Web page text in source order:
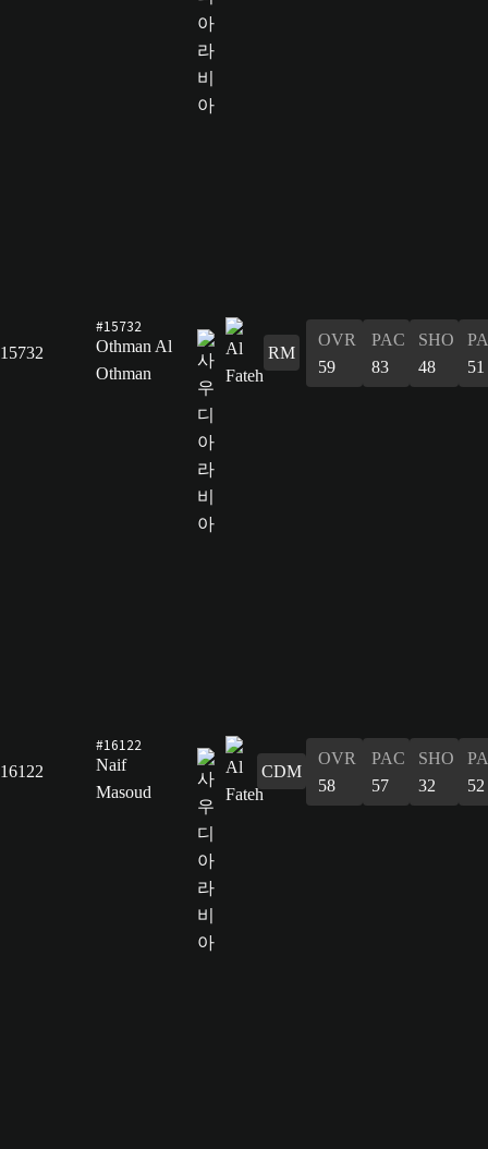
15732
#15732
Othman Al
Othman
RM
OVR
59
PAC
83
SHO
48
51
16122
#16122
Naif
Masoud
CDM
OVR
58
PAC
57
SHO
32
52